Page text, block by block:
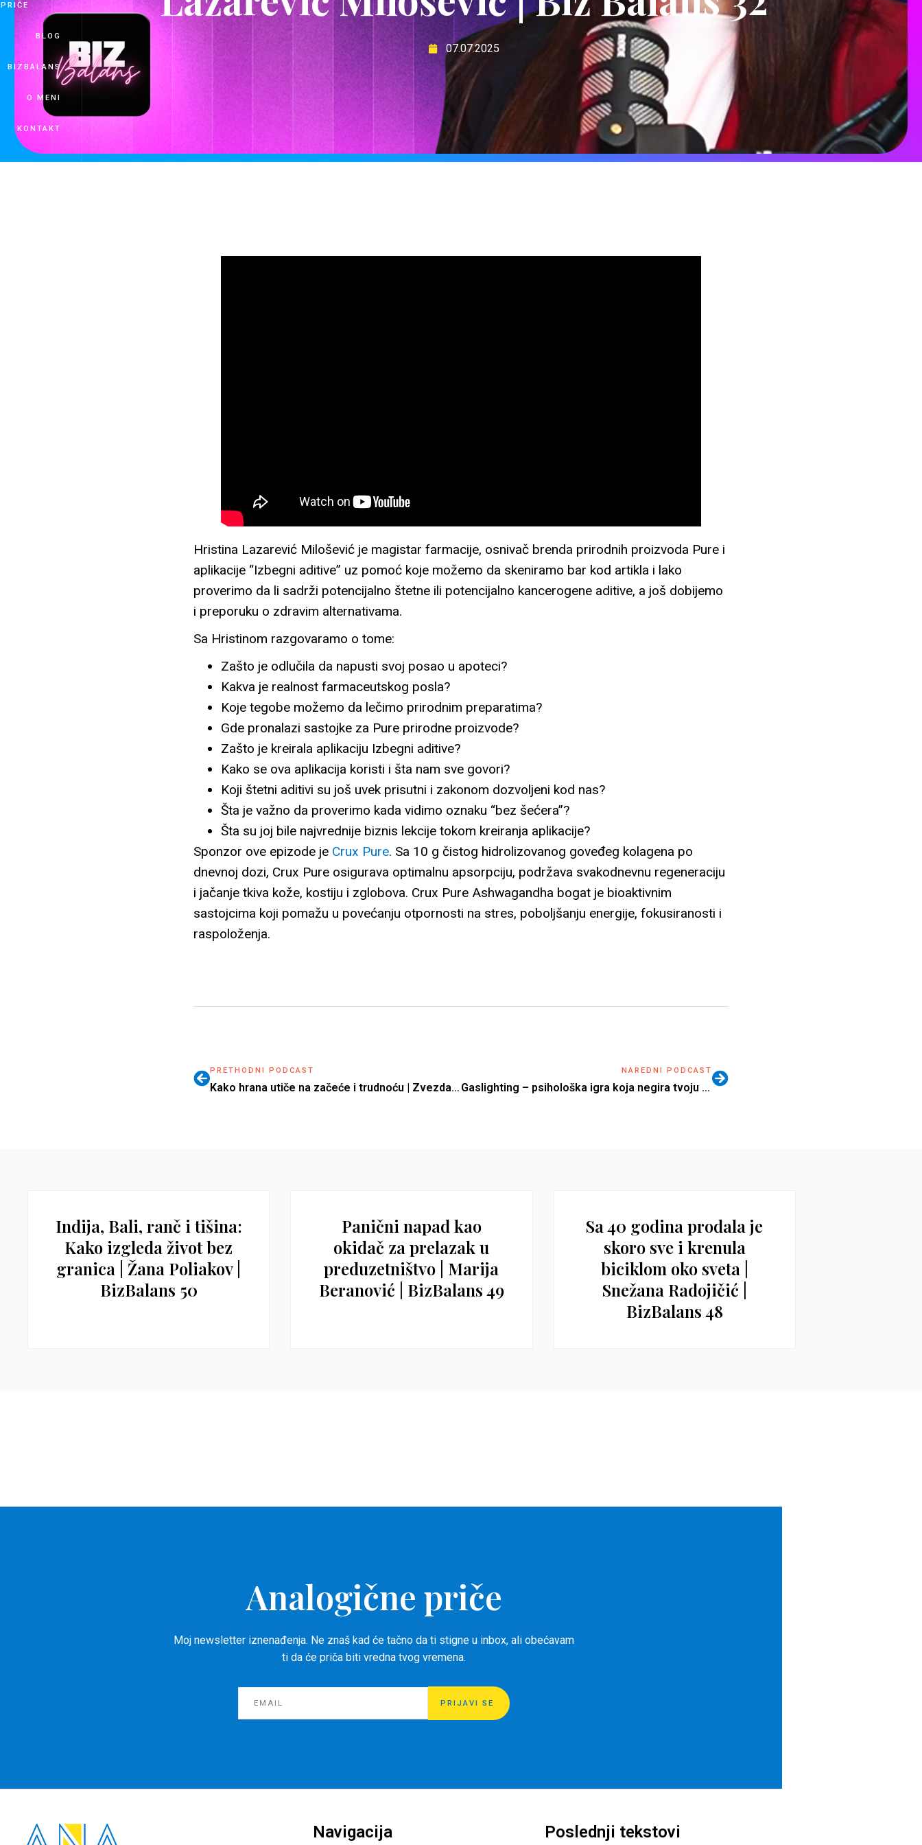
PRIČE
BLOG
BIZBALANS
O MENI
KONTAKT
07.07.2025
Hristina Lazarević Milošević je magistar farmacije, osnivač brenda prirodnih proizvoda Pure i
aplikacije “Izbegni aditive” uz pomoć koje možemo da skeniramo bar kod artikla i lako
proverimo da li sadrži potencijalno štetne ili potencijalno kancerogene aditive, a još dobijemo
i preporuku o zdravim alternativama.
Sa Hristinom razgovaramo o tome:
Zašto je odlučila da napusti svoj posao u apoteci?
Kakva je realnost farmaceutskog posla?
Koje tegobe možemo da lečimo prirodnim preparatima?
Gde pronalazi sastojke za Pure prirodne proizvode?
Zašto je kreirala aplikaciju Izbegni aditive?
Kako se ova aplikacija koristi i šta nam sve govori?
Koji štetni aditivi su još uvek prisutni i zakonom dozvoljeni kod nas?
Šta je važno da proverimo kada vidimo oznaku “bez šećera”?
Šta su joj bile najvrednije biznis lekcije tokom kreiranja aplikacije?
Sponzor ove epizode je Crux Pure. Sa 10 g čistog hidrolizovanog goveđeg kolagena po
dnevnoj dozi, Crux Pure osigurava optimalnu apsorpciju, podržava svakodnevnu regeneraciju
i jačanje tkiva kože, kostiju i zglobova. Crux Pure Ashwagandha bogat je bioaktivnim
sastojcima koji pomažu u povećanju otpornosti na stres, poboljšanju energije, fokusiranosti i
raspoloženja.
PRETHODNI PODCAST
Kako hrana utiče na začeće i trudnoću | Zvezdana Ljubenković | Biz Balans 31
NAREDNI PODCAST
Gaslighting – psihološka igra koja negira tvoju stvarnost | Iva Branković | Biz Balans 34
Indija, Bali, ranč i tišina:
Kako izgleda život bez
granica | Žana Poliakov |
BizBalans 50
Panični napad kao
okidač za prelazak u
preduzetništvo | Marija
Beranović | BizBalans 49
Sa 40 godina prodala je
skoro sve i krenula
biciklom oko sveta |
Snežana Radojičić |
BizBalans 48
Analogične priče
Moj newsletter iznenađenja. Ne znaš kad će tačno da ti stigne u inbox, ali obećavam
ti da će priča biti vredna tvog vremena.
PRIJAVI SE
Navigacija Poslednji tekstovi